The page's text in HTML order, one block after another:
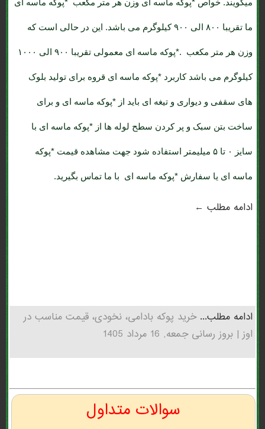
ما تقریبا ۸۰۰ الی ۹۰۰ کیلوگرم می باشد. این در حالی است که
وزن هر متر مکعب .*پوکه ماسه ای معمولی تقریبا ۹۰۰ الی ۱۰۰۰
کیلوگرم می باشد کاربرد *پوکه ماسه ای قروه برای تولید بلوک
های سقفی و دیواری و تیغه ای باید از *پوکه ماسه ای و برای
ساخت بتن سبک و پر کردن سطح لوله ها از *پوکه ماسه ای با
سایز ۰ تا ۵ میلیمتر استفاده شود جهت مشاهده قیمت *پوکه
ماسه ای یا سفارش *پوکه ماسه ای با ما تماس بگیرید.
ادامه مطلب ←
ادامه مطلب...خرید پوکه بادامی، نخودی، قیمت مناسب در
اوز | بروز رسانی جمعه, 16 مرداد 1405
سوالات متداول